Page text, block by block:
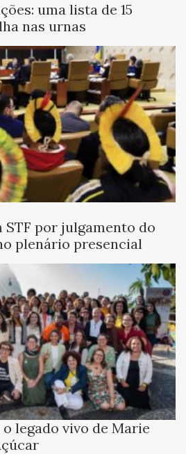
uma lista de 15
nas urnas
STF por julgamento do
plenário presencial
legado vivo de Marie